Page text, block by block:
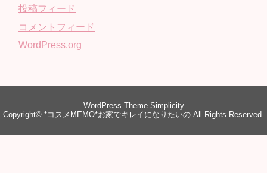
投稿フィード
コメントフィード
WordPress.org
WordPress Theme Simplicity
Copyright© *コスメMEMO*お家でキレイになりたいの All Rights Reserved.